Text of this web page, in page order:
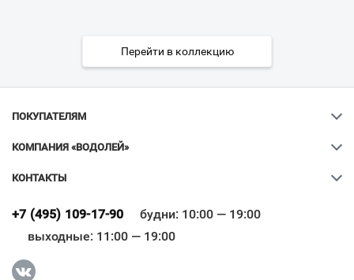
Перейти в коллекцию
ПОКУПАТЕЛЯМ
КОМПАНИЯ «ВОДОЛЕЙ»
КОНТАКТЫ
+7 (495) 109-17-90
будни: 10:00 — 19:00
выходные: 11:00 — 19:00
Всё верно